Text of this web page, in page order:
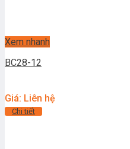
Xem nhanh
BC28-12
Giá: Liên hệ
Chi tiết